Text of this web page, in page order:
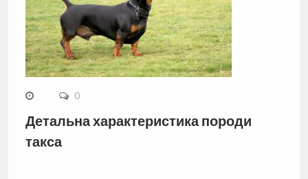
0
Детальна характеристика породи
такса